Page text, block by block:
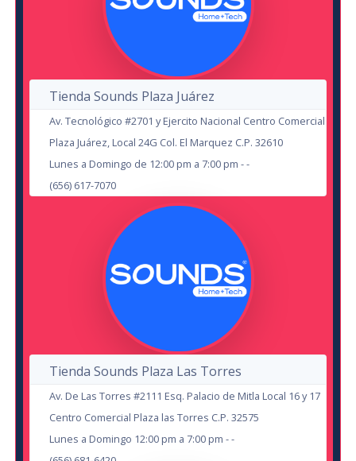
Isabel Fernandez
Cd. Juárez
Teatro El Paseo
El Jarocho de la Kumbia
en Cd Juárez
9
AUG
Ensamble Folklorico Mexicano
Centro Cultural Paso del Norte
2
Zenon y Sus Amigos
en Cd Juárez
Teatro El Paseo
15
Tienda Sounds Plaza Juárez
Av. Tecnológico #2701 y Ejercito Nacional Centro Comercial
Plaza Juárez, Local 24G Col. El Marquez C.P. 32610
Lunes a Domingo de 12:00 pm a 7:00 pm - -
(656) 617-7070
Tienda Sounds Plaza Las Torres
Av. De Las Torres #2111 Esq. Palacio de Mitla Local 16 y 17
Centro Comercial Plaza las Torres C.P. 32575
Lunes a Domingo 12:00 pm a 7:00 pm - -